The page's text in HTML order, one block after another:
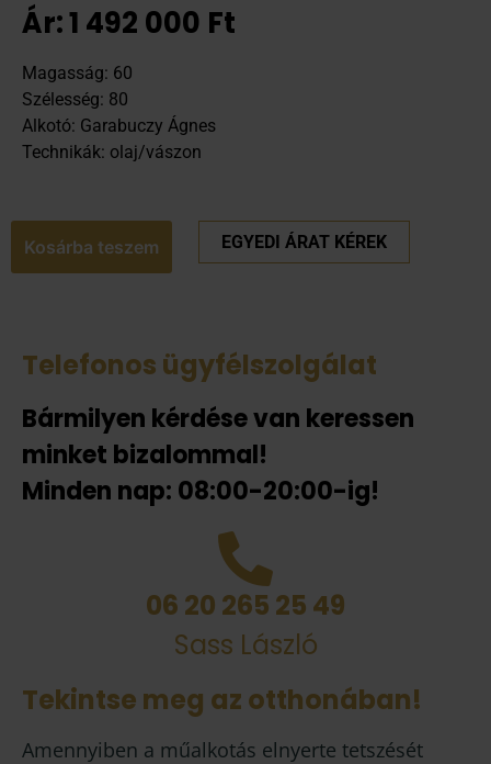
Ár:1 492 000 Ft
Magasság: 60
Szélesség: 80
Alkotó: Garabuczy Ágnes
Technikák: olaj/vászon
Kosárba teszem EGYEDI ÁRAT KÉREK
Telefonos ügyfélszolgálat
Bármilyen kérdése van keressen
minket bizalommal!
Minden nap: 08:00-20:00-ig!
06 20 265 25 49
Sass László
Tekintse meg az otthonában!
Amennyiben a műalkotás elnyerte tetszését